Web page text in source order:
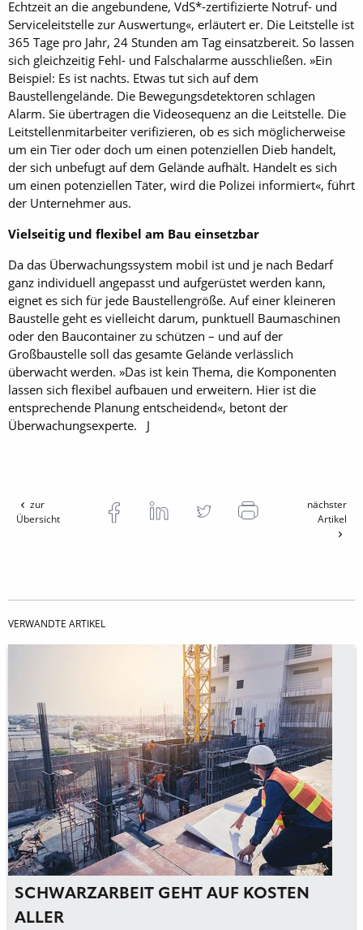
Echtzeit an die angebundene, VdS*-zertifizierte Notruf- und
Serviceleitstelle zur Auswertung«, erläutert er. Die Leitstelle ist
365 Tage pro Jahr, 24 Stunden am Tag einsatzbereit. So lassen
sich gleichzeitig Fehl- und Falschalarme ausschließen. »Ein
Beispiel: Es ist nachts. Etwas tut sich auf dem
Baustellengelände. Die Bewegungsdetektoren schlagen
Alarm. Sie übertragen die Videosequenz an die Leitstelle. Die
Leitstellenmitarbeiter verifizieren, ob es sich möglicherweise
um ein Tier oder doch um einen potenziellen Dieb handelt,
der sich unbefugt auf dem Gelände aufhält. Handelt es sich
um einen potenziellen Täter, wird die Polizei informiert«, führt
der Unternehmer aus.
Vielseitig und flexibel am Bau einsetzbar
Da das Überwachungssystem mobil ist und je nach Bedarf
ganz individuell angepasst und aufgerüstet werden kann,
eignet es sich für jede Baustellengröße. Auf einer kleineren
Baustelle geht es vielleicht darum, punktuell Baumaschinen
oder den Baucontainer zu schützen – und auf der
Großbaustelle soll das gesamte Gelände verlässlich
überwacht werden. »Das ist kein Thema, die Komponenten
lassen sich flexibel aufbauen und erweitern. Hier ist die
entsprechende Planung entscheidend«, betont der
Überwachungsexperte. J
zur
Übersicht
nächster
Artikel
VERWANDTE ARTIKEL
SCHWARZARBEIT GEHT AUF KOSTEN
ALLER